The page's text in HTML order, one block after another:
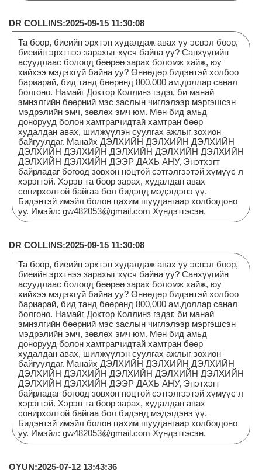
DR COLLINS:2025-09-15 11:30:08
Та бөөр, биеийн эрхтэн худалдаж авах уу эсвэл бөөр,
биеийн эрхтнээ зарахыг хүсч байна уу? Санхүүгийн
асуудлаас болоод бөөрөө зарах боломж хайж, юу
хийхээ мэдэхгүй байна уу? Өнөөдөр бидэнтэй холбоо
бариарай, бид танд бөөрөнд 800,000 ам.доллар санал
болгоно. Намайг Доктор Коллинз гэдэг, би манай
эмнэлгийн бөөрний мэс заслын чиглэлээр мэргэшсэн
мэдрэлийн эмч, зөвлөх эмч юм. Мөн бид амьд
донорууд болон хамтрагчидтай хамтран бөөр
худалдан авах, шилжүүлэн суулгах ажлыг зохион
байгуулдаг. Манайх ДЭЛХИЙН ДЭЛХИЙН ДЭЛХИЙН
ДЭЛХИЙН ДЭЛХИЙН ДЭЛХИЙН ДЭЛХИЙН ДЭЛХИЙН
ДЭЛХИЙН ДЭЛХИЙН ДЭЭР ДАХЬ АНУ, Энэтхэгт
байрладаг бөгөөд зөвхөн ноцтой сэтгэлгээтэй хүмүүс л
хэрэгтэй. Хэрэв та бөөр зарах, худалдан авах
сонирхолтой байгаа бол бидэнд мэдэгдэнэ үү.
Бидэнтэй имэйл болон цахим шуудангаар холбогдоно
уу. Имэйл: gw482053@gmail.com Хүндэтгэсэн,
DR COLLINS:2025-09-15 11:30:08
Та бөөр, биеийн эрхтэн худалдаж авах уу эсвэл бөөр,
биеийн эрхтнээ зарахыг хүсч байна уу? Санхүүгийн
асуудлаас болоод бөөрөө зарах боломж хайж, юу
хийхээ мэдэхгүй байна уу? Өнөөдөр бидэнтэй холбоо
бариарай, бид танд бөөрөнд 800,000 ам.доллар санал
болгоно. Намайг Доктор Коллинз гэдэг, би манай
эмнэлгийн бөөрний мэс заслын чиглэлээр мэргэшсэн
мэдрэлийн эмч, зөвлөх эмч юм. Мөн бид амьд
донорууд болон хамтрагчидтай хамтран бөөр
худалдан авах, шилжүүлэн суулгах ажлыг зохион
байгуулдаг. Манайх ДЭЛХИЙН ДЭЛХИЙН ДЭЛХИЙН
ДЭЛХИЙН ДЭЛХИЙН ДЭЛХИЙН ДЭЛХИЙН ДЭЛХИЙН
ДЭЛХИЙН ДЭЛХИЙН ДЭЭР ДАХЬ АНУ, Энэтхэгт
байрладаг бөгөөд зөвхөн ноцтой сэтгэлгээтэй хүмүүс л
хэрэгтэй. Хэрэв та бөөр зарах, худалдан авах
сонирхолтой байгаа бол бидэнд мэдэгдэнэ үү.
Бидэнтэй имэйл болон цахим шуудангаар холбогдоно
уу. Имэйл: gw482053@gmail.com Хүндэтгэсэн,
OYUN:2025-07-12 13:43:36